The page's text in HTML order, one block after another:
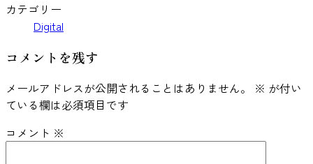
カテゴリー
Digital
コメントを残す
メールアドレスが公開されることはありません。 ※ が付い
ている欄は必須項目です
コメント ※